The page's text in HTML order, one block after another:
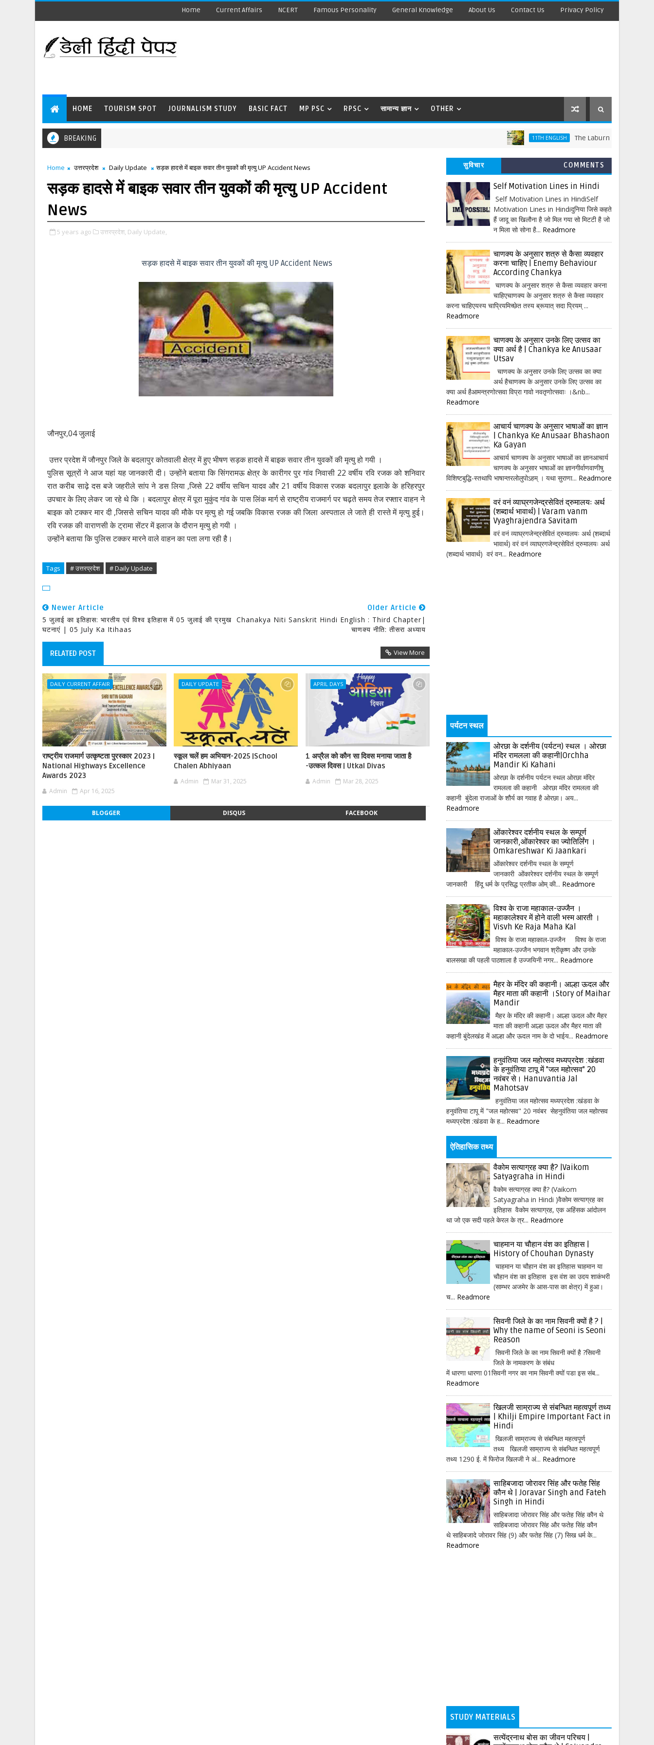
Home Current Affairs NCERT Famous Personality General Knowledge About Us Contact Us Privacy Policy
HOME TOURISM SPOT JOURNALISM STUDY BASIC FACT MP PSC RPSC सामान्य ज्ञान OTHER
BREAKING 11TH ENGLISH The Laburnum Top Words
Home उत्तरप्रदेश Daily Update सड़क हादसे में बाइक सवार तीन युवकों की मृत्यु UP Accident News
सड़क हादसे में बाइक सवार तीन युवकों की मृत्यु UP Accident
News
5 years ago उत्तरप्रदेश, Daily Update,
सड़क हादसे में बाइक सवार तीन युवकों की मृत्यु UP Accident News
जौनपुर,04 जुलाई
उत्तर प्रदेश में जौनपुर जिले के बदलापुर कोतवाली क्षेत्र में हुए भीषण सड़क हादसे में बाइक सवार तीन युवकों की मृत्यु हो गयी ।
पुलिस सूत्रों ने आज यहां यह जानकारी दी। उन्होंने बताया कि सिंगरामऊ क्षेत्र के कारीगर पुर गांव निवासी 22 वर्षीय रवि रजक को शनिवार
रात करीब साढ़े दस बजे जहरीले सांप ने डस लिया ,जिसे 22 वर्षीय सचिन यादव और 21 वर्षीय विकास रजक बदलापुर इलाके के हरिहरपुर
उपचार के लिए लेकर जा रहे थे कि । बदलापुर क्षेत्र में पूरा मुकुंद गांव के पास लिंक मार्ग से राष्ट्रीय राजमार्ग पर चढ़ते समय तेज रफ्तार वाहन ने
बाइक को टक्कर मार दी ,जिससे सचिन यादव की मौके पर मृत्यु हो गई जबकि विकास रजक की जिला अस्पताल ले जाते ही रास्ते में मृत्यु हुई।
रवि रजक की वाराणसी के ट्रामा सेंटर में इलाज के दौरान मृत्यु हो गयी ।
उन्होंने बताया कि पुलिस टक्कर मारने वाले वाहन का पता लगा रही है।
Tags # उत्तरप्रदेश # Daily Update
Newer Article
5 जुलाई का इतिहास: भारतीय एवं विश्व इतिहास में 05 जुलाई की प्रमुख
घटनाएं | 05 July Ka Itihaas
Older Article
Chanakya Niti Sanskrit Hindi English : Third Chapter|
चाणक्य नीति: तीसरा अध्याय
RELATED POST View More
DAILY CURRENT AFFAIR
राष्ट्रीय राजमार्ग उत्कृष्टता पुरस्कार 2023 |
National Highways Excellence
Awards 2023
Admin Apr 16, 2025
DAILY UPDATE
स्कूल चलें हम अभियान-2025 |School
Chalen Abhiyaan
Admin Mar 31, 2025
APRIL DAYS
1 अप्रैल को कौन सा दिवस मनाया जाता है
-उत्कल दिवस | Utkal Divas
Admin Mar 28, 2025
BLOGGER DISQUS FACEBOOK
सुविचार COMMENTS
Self Motivation Lines in Hindi
Self Motivation Lines in HindiSelf
Motivation Lines in Hindiदुनिया जिसे कहते
हैं जादू का खिलौना है जो मिल गया सो मिटटी है जो
न मिला सो सोना है... Readmore
चाणक्य के अनुसार शत्रु से कैसा व्यवहार
करना चाहिए | Enemy Behaviour
According Chankya
चाणक्य के अनुसार शत्रु से कैसा व्यवहार करना
चाहिएचाणक्य के अनुसार शत्रु से कैसा व्यवहार
करना चाहिएयस्य चाप्रियमिच्छेत तस्य ब्रूयात् सदा प्रियम् ...
Readmore
चाणक्य के अनुसार उनके लिए उत्सव का
क्या अर्थ है | Chankya ke Anusaar
Utsav
चाणक्य के अनुसार उनके लिए उत्सव का क्या
अर्थ हैचाणक्य के अनुसार उनके लिए उत्सव का
क्या अर्थ हैआमन्त्रणोत्सवा विप्रा गावो नवतृणोत्सवाः ।&nb...
Readmore
आचार्य चाणक्य के अनुसार भाषाओं का ज्ञान
| Chankya Ke Anusaar Bhashaon
Ka Gayan
आचार्य चाणक्य के अनुसार भाषाओं का ज्ञानआचार्य
चाणक्य के अनुसार भाषाओं का ज्ञानगीर्वाणवाणीषु
विशिष्टबुद्धि-स्तथापि भाषान्तरलोलुपोऽहम् । यथा सुराणा... Readmore
वरं वनं व्याघ्रगजेन्द्रसेवितं द्रुमालयः अर्थ
(शब्दार्थ भावार्थ) | Varam vanm
Vyaghrajendra Savitam
वरं वनं व्याघ्रगजेन्द्रसेवितं द्रुमालयः अर्थ (शब्दार्थ
भावार्थ) वरं वनं व्याघ्रगजेन्द्रसेवितं द्रुमालयः अर्थ
(शब्दार्थ भावार्थ) वरं वन... Readmore
पर्यटन स्थल
ओरछा के दर्शनीय (पर्यटन) स्थल । ओरछा
मंदिर रामलला की कहानी|Orchha
Mandir Ki Kahani
ओरछा के दर्शनीय पर्यटन स्थल ओरछा मंदिर
रामलला की कहानी ओरछा मंदिर रामलला की
कहानी बुंदेला राजाओं के शौर्य का गवाह है ओरछा। अय...
Readmore
ओंकारेश्वर दर्शनीय स्थल के सम्पूर्ण
जानकारी,ओंकारेश्वर का ज्योतिर्लिंग ।
Omkareshwar Ki Jaankari
ओंकारेश्वर दर्शनीय स्थल के सम्पूर्ण
जानकारी ओंकारेश्वर दर्शनीय स्थल के सम्पूर्ण
जानकारी हिंदू धर्म के प्रसिद्ध प्रतीक ओम् की... Readmore
विश्व के राजा महाकाल-उज्जैन ।
महाकालेश्वर में होने वाली भस्म आरती ।
Visvh Ke Raja Maha Kal
विश्व के राजा महाकाल-उज्जैन विश्व के राजा
महाकाल-उज्जैन भगवान श्रीकृष्ण और उनके
बालसखा की पहली पाठशाला है उज्जयिनी नगर... Readmore
मैहर के मंदिर की कहानी। आल्हा ऊदल और
मैहर माता की कहानी ।Story of Maihar
Mandir
मैहर के मंदिर की कहानी। आल्हा ऊदल और मैहर
माता की कहानी आल्हा ऊदल और मैहर माता की
कहानी बुंदेलखंड में आल्हा और ऊदल नाम के दो भाईय... Readmore
हनुवंतिया जल महोत्सव मध्यप्रदेश :खंडवा
के हनुवंतिया टापू में "जल महोत्सव" 20
नवंबर से। Hanuvantia Jal
Mahotsav
हनुवंतिया जल महोत्सव मध्यप्रदेश :खंडवा के
हनुवंतिया टापू में "जल महोत्सव" 20 नवंबर सेहनुवंतिया जल महोत्सव
मध्यप्रदेश :खंडवा के ह... Readmore
ऐतिहासिक तथ्य
वैकोम सत्याग्रह क्या है? |Vaikom
Satyagraha in Hindi
वैकोम सत्याग्रह क्या है? (Vaikom
Satyagraha in Hindi )वैकोम सत्याग्रह का
इतिहास वैकोम सत्याग्रह, एक अहिंसक आंदोलन
था जो एक सदी पहले केरल के त्र... Readmore
चाहमान या चौहान वंश का इतिहास |
History of Chouhan Dynasty
चाहमान या चौहान वंश का इतिहास चाहमान या
चौहान वंश का इतिहास इस वंश का उदय शाकंभरी
(साम्भर अजमेर के आस-पास का क्षेत्र) में हुआ।
च... Readmore
सिवनी जिले के का नाम सिवनी क्यों है ? |
Why the name of Seoni is Seoni
Reason
सिवनी जिले के का नाम सिवनी क्यों है ?सिवनी
जिले के नामकरण के संबंध
में धारणा धारणा 01सिवनी नगर का नाम सिवनी क्यों पडा इस संब...
Readmore
खिलजी साम्राज्य से संबन्धित महत्वपूर्ण तथ्य
| Khilji Empire Important Fact in
Hindi
खिलजी साम्राज्य से संबन्धित महत्वपूर्ण
तथ्य खिलजी साम्राज्य से संबन्धित महत्वपूर्ण
तथ्य 1290 ई. में फिरोज खिलजी ने अं... Readmore
साहिबजादा जोरावर सिंह और फतेह सिंह
कौन थे | Joravar Singh and Fateh
Singh in Hindi
साहिबजादा जोरावर सिंह और फतेह सिंह कौन थे
साहिबजादा जोरावर सिंह और फतेह सिंह कौन
थे साहिबजादे जोरावर सिंह (9) और फतेह सिंह (7) सिख धर्म के...
Readmore
STUDY MATERIALS
सत्येंद्रनाथ बोस का जीवन परिचय |